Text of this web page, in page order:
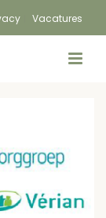
Vacatures